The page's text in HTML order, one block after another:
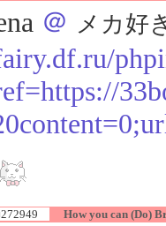
＠ メカ好
How you can (Do)